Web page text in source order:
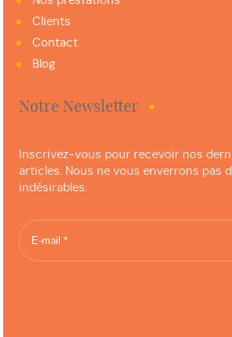
Clients
Contact
Blog
Notre Newsletter
Inscrivez-vous pour recevoir nos
articles. Nous ne vous enverrons pas
indésirables.